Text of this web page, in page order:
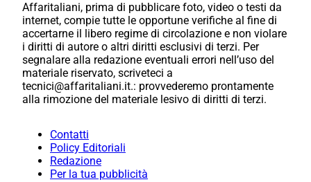
Affaritaliani, prima di pubblicare foto, video o testi da
internet, compie tutte le opportune verifiche al fine di
accertarne il libero regime di circolazione e non violare
i diritti di autore o altri diritti esclusivi di terzi. Per
segnalare alla redazione eventuali errori nell’uso del
materiale riservato, scriveteci a
tecnici@affaritaliani.it.: provvederemo prontamente
alla rimozione del materiale lesivo di diritti di terzi.
Contatti
Policy Editoriali
Redazione
Per la tua pubblicità